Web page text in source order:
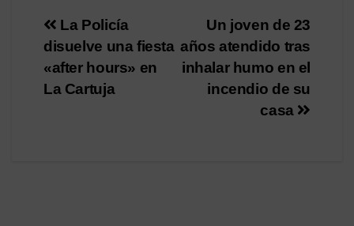
Navegación
de
entradas
Un joven de 23
años atendido tras
inhalar humo en el
incendio de su
casa
La Policía
disuelve una fiesta
«after hours» en
La Cartuja